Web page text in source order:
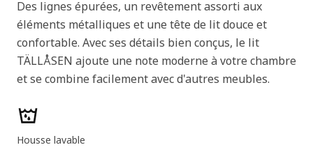
Des lignes épurées, un revêtement assorti aux
éléments métalliques et une tête de lit douce et
confortable. Avec ses détails bien conçus, le lit
TÄLLÅSEN ajoute une note moderne à votre chambre
et se combine facilement avec d'autres meubles.
Caractéristiques du produit
Housse lavable